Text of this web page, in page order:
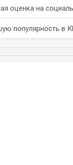
оценка на
популярность в